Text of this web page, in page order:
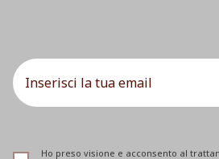
Ho preso visione e acconsento al